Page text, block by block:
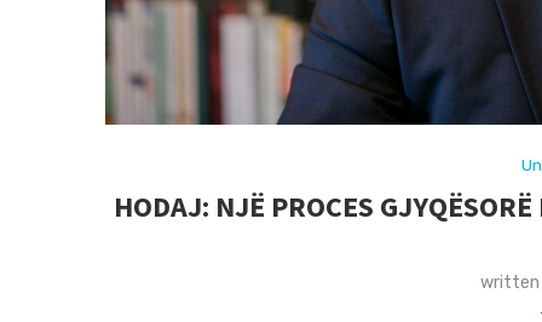
HODAJ: NJË PROCES